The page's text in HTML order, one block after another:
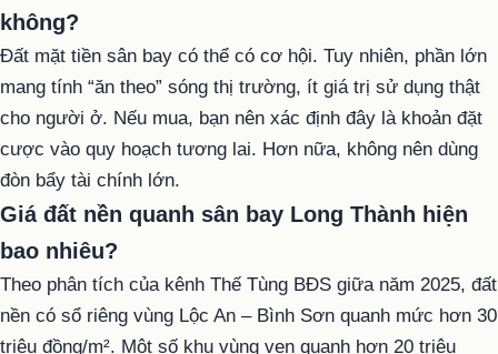
không?
Đất mặt tiền sân bay có thể có cơ hội. Tuy nhiên, phần lớn
mang tính “ăn theo” sóng thị trường, ít giá trị sử dụng thật
cho người ở. Nếu mua, bạn nên xác định đây là khoản đặt
cược vào quy hoạch tương lai. Hơn nữa, không nên dùng
đòn bẩy tài chính lớn.
Giá đất nền quanh sân bay Long Thành hiện
bao nhiêu?
Theo phân tích của kênh Thế Tùng BĐS giữa năm 2025, đất
nền có sổ riêng vùng Lộc An – Bình Sơn quanh mức hơn 30
triệu đồng/m². Một số khu vùng ven quanh hơn 20 triệu